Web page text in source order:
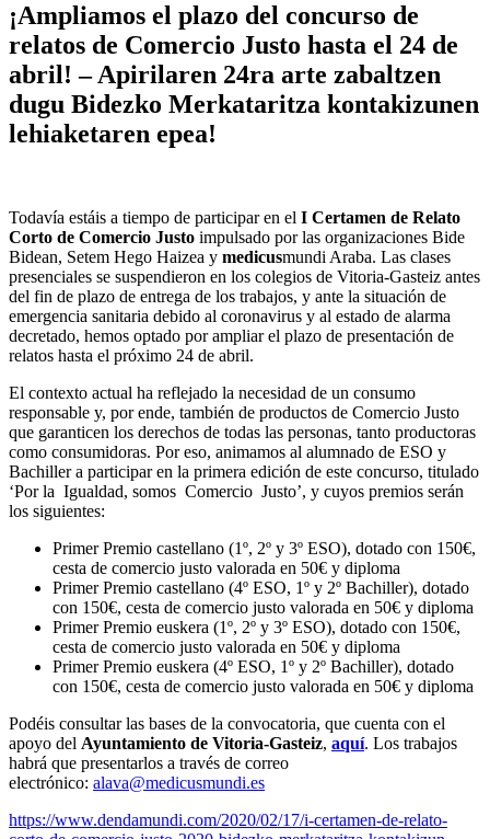
¡Ampliamos el plazo del concurso de
relatos de Comercio Justo hasta el 24 de
abril! – Apirilaren 24ra arte zabaltzen
dugu Bidezko Merkataritza kontakizunen
lehiaketaren epea!
Todavía estáis a tiempo de participar en el I Certamen de Relato
Corto de Comercio Justo impulsado por las organizaciones Bide
Bidean, Setem Hego Haizea y medicusmundi Araba. Las clases
presenciales se suspendieron en los colegios de Vitoria-Gasteiz antes
del fin de plazo de entrega de los trabajos, y ante la situación de
emergencia sanitaria debido al coronavirus y al estado de alarma
decretado, hemos optado por ampliar el plazo de presentación de
relatos hasta el próximo 24 de abril.
El contexto actual ha reflejado la necesidad de un consumo
responsable y, por ende, también de productos de Comercio Justo
que garanticen los derechos de todas las personas, tanto productoras
como consumidoras. Por eso, animamos al alumnado de ESO y
Bachiller a participar en la primera edición de este concurso, titulado
‘Por la Igualdad, somos Comercio Justo’, y cuyos premios serán
los siguientes:
Primer Premio castellano (1º, 2º y 3º ESO), dotado con 150€,
cesta de comercio justo valorada en 50€ y diploma
Primer Premio castellano (4º ESO, 1º y 2º Bachiller), dotado
con 150€, cesta de comercio justo valorada en 50€ y diploma
Primer Premio euskera (1º, 2º y 3º ESO), dotado con 150€,
cesta de comercio justo valorada en 50€ y diploma
Primer Premio euskera (4º ESO, 1º y 2º Bachiller), dotado
con 150€, cesta de comercio justo valorada en 50€ y diploma
Podéis consultar las bases de la convocatoria, que cuenta con el
apoyo del Ayuntamiento de Vitoria-Gasteiz, aquí. Los trabajos
habrá que presentarlos a través de correo
electrónico: alava@medicusmundi.es
https://www.dendamundi.com/2020/02/17/i-certamen-de-relato-